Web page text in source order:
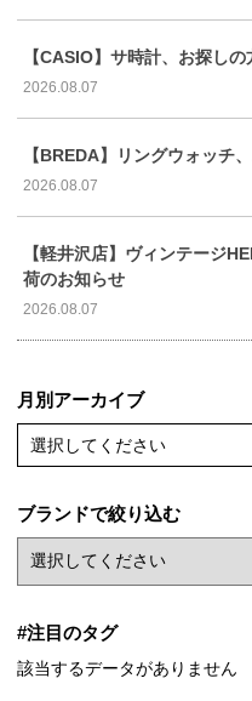
【CASIO】サ時計、お探し
2026.08.07
【BREDA】リングウォッチ
2026.08.07
【軽井沢店】ヴィンテージ
荷のお知らせ
2026.08.07
月別アーカイブ
選択してください
ブランドで絞り込む
#注目のタグ
該当するデータがありません